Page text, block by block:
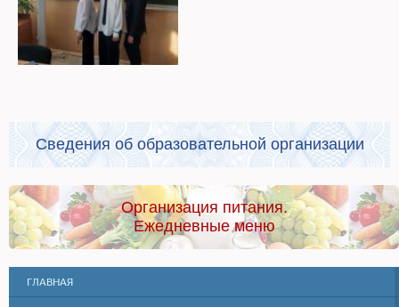
Сведения об образовательной организации
Организация питания.
Ежедневные меню
ГЛАВНАЯ